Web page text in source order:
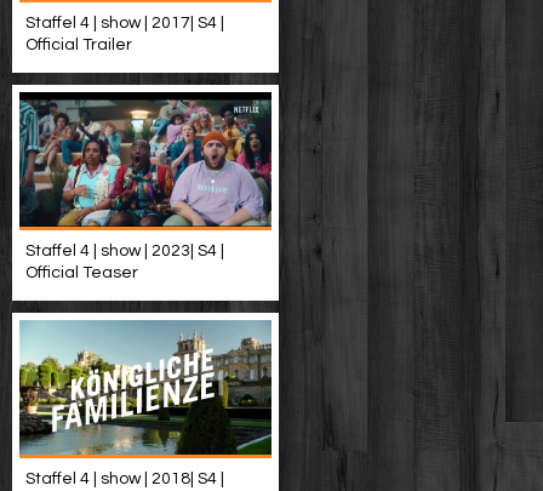
Staffel 4 | show | 2017| S4 |
Official Trailer
Staffel 4 | show | 2023| S4 |
Official Teaser
Staffel 4 | show | 2018| S4 |